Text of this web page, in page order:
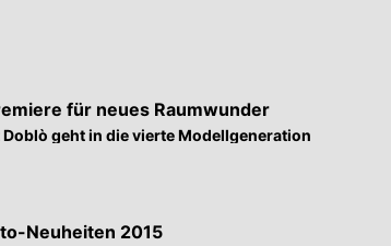
für neues Raumwunder
Doblò geht in die vierte Modellgeneration
Neuheiten 2015